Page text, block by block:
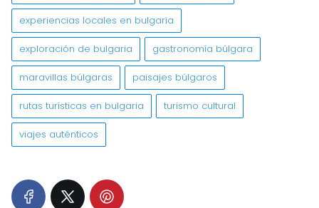
experiencias locales en bulgaria
exploración de bulgaria gastronomía búlgara
maravillas búlgaras paisajes búlgaros
rutas turísticas en bulgaria turismo cultural
viajes auténticos